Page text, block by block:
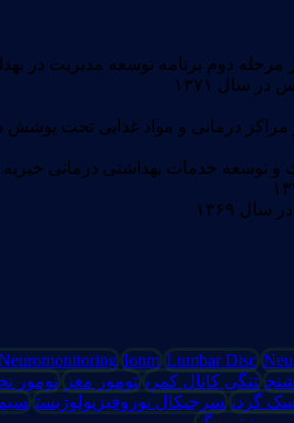
سال ۱۳۷۱
درمانی و مواد غذایی تحت پوشش
توسعه خدمات بهداشتی درمانی
Ionm Lumbar Disc
تنگی کانال کمری تومور مغز تومور
گردن سرجیکال نوروفیزیولوژیست